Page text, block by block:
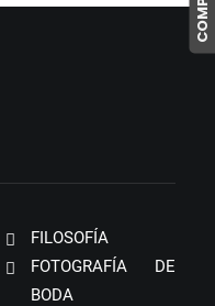
FILOSOFÍA
FOTOGRAFÍA DE
BODA